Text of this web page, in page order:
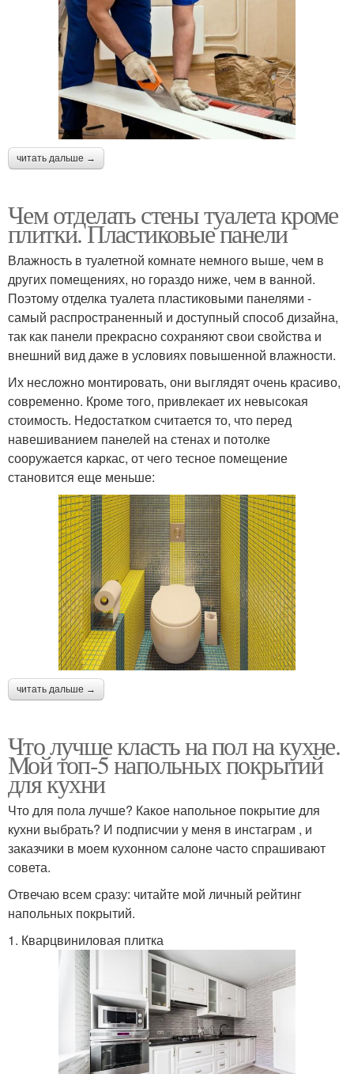
читать дальше →
Чем отделать стены туалета кроме
плитки. Пластиковые панели
Влажность в туалетной комнате немного выше, чем в
других помещениях, но гораздо ниже, чем в ванной.
Поэтому отделка туалета пластиковыми панелями -
самый распространенный и доступный способ дизайна,
так как панели прекрасно сохраняют свои свойства и
внешний вид даже в условиях повышенной влажности.
Их несложно монтировать, они выглядят очень красиво,
современно. Кроме того, привлекает их невысокая
стоимость. Недостатком считается то, что перед
навешиванием панелей на стенах и потолке
сооружается каркас, от чего тесное помещение
становится еще меньше:
читать дальше →
Что лучше класть на пол на кухне.
Мой топ-5 напольных покрытий
для кухни
Что для пола лучше? Какое напольное покрытие для
кухни выбрать? И подписчии у меня в инстаграм , и
заказчики в моем кухонном салоне часто спрашивают
совета.
Отвечаю всем сразу: читайте мой личный рейтинг
напольных покрытий.
1. Кварцвиниловая плитка